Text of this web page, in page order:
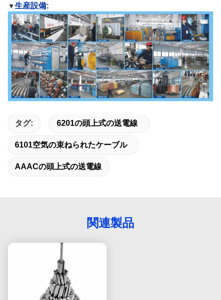
▼生産設備:
タグ: 6201の頭上式の送電線
6101空気の束ねられたケーブル
AAACの頭上式の送電線
関連製品